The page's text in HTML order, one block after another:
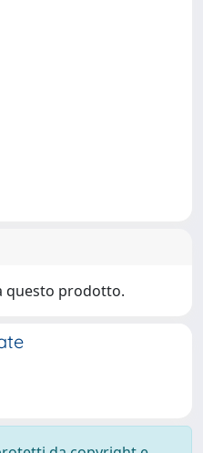
questo prodotto.